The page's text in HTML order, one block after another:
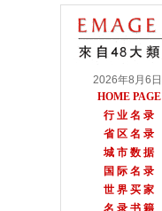
2026年8月6日
HOME PAGE
行 业 名 录
省 区 名 录
城 市 数 据
国 际 名 录
世 界 买 家
名 录 书 籍